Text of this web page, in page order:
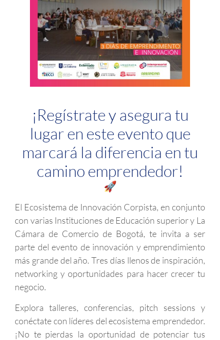
¡Regístrate y asegura tu
lugar en este evento que
marcará la diferencia en tu
camino emprendedor!
El Ecosistema de Innovación Corpista, en conjunto
con varias Instituciones de Educación superior y La
Cámara de Comercio de Bogotá, te invita a ser
parte del evento de innovación y emprendimiento
más grande del año. Tres días llenos de inspiración,
networking y oportunidades para hacer crecer tu
negocio.
Explora talleres, conferencias, pitch sessions y
conéctate con líderes del ecosistema emprendedor.
¡No te pierdas la oportunidad de potenciar tus